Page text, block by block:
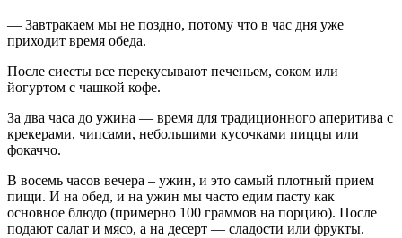
— Завтракаем мы не поздно, потому что в час дня уже
приходит время обеда.
После сиесты все перекусывают печеньем, соком или
йогуртом с чашкой кофе.
За два часа до ужина — время для традиционного аперитива с
крекерами, чипсами, небольшими кусочками пиццы или
фокаччо.
В восемь часов вечера – ужин, и это самый плотный прием
пищи. И на обед, и на ужин мы часто едим пасту как
основное блюдо (примерно 100 граммов на порцию). После
подают салат и мясо, а на десерт — сладости или фрукты.